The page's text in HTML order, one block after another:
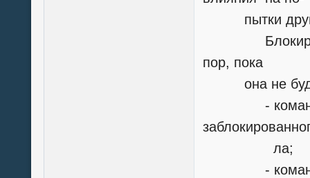
пытки
Блокировка
пор, пока
она не
- команды
ла;
- команды